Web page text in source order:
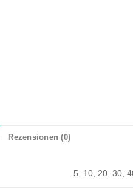
Rezensionen (0)
5, 10, 20, 30,